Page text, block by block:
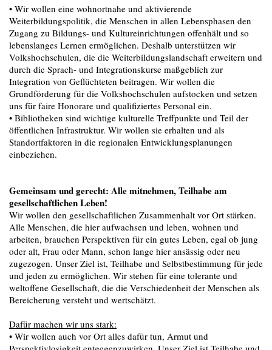
• Wir wollen eine wohnortnahe und aktivierende
Weiterbildungspolitik, die Menschen in allen Lebensphasen den
Zugang zu Bildungs- und Kultureinrichtungen offenhält und so
lebenslanges Lernen ermöglichen. Deshalb unterstützen wir
Volkshochschulen, die die Weiterbildungslandschaft erweitern und
durch die Sprach- und Integrationskurse maßgeblich zur
Integration von Geflüchteten beitragen. Wir wollen die
Grundförderung für die Volkshochschulen aufstocken und setzen
uns für faire Honorare und qualifiziertes Personal ein.
• Bibliotheken sind wichtige kulturelle Treffpunkte und Teil der
öffentlichen Infrastruktur. Wir wollen sie erhalten und als
Standortfaktoren in die regionalen Entwicklungsplanungen
einbeziehen.
Gemeinsam und gerecht: Alle mitnehmen, Teilhabe am
gesellschaftlichen Leben!
Wir wollen den gesellschaftlichen Zusammenhalt vor Ort stärken.
Alle Menschen, die hier aufwachsen und leben, wohnen und
arbeiten, brauchen Perspektiven für ein gutes Leben, egal ob jung
oder alt, Frau oder Mann, schon lange hier ansässig oder neu
zugezogen. Unser Ziel ist, Teilhabe und Selbstbestimmung für jede
und jeden zu ermöglichen. Wir stehen für eine tolerante und
weltoffene Gesellschaft, die die Verschiedenheit der Menschen als
Bereicherung versteht und wertschätzt.
Dafür machen wir uns stark:
• Wir wollen auch vor Ort alles dafür tun, Armut und